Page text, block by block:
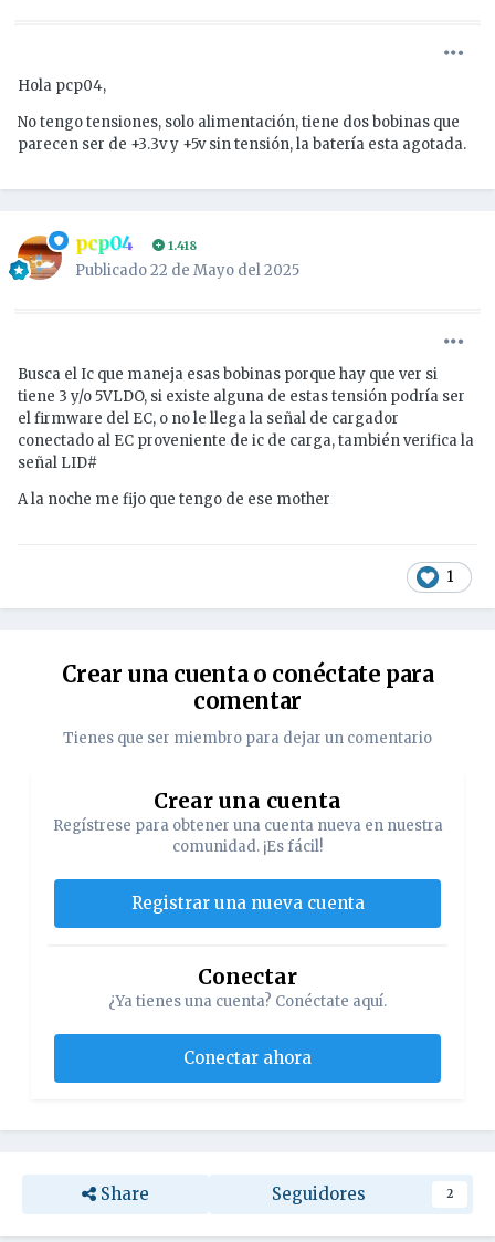
Hola pcp04,
No tengo tensiones, solo alimentación, tiene dos bobinas que
parecen ser de +3.3v y +5v sin tensión, la batería esta agotada.
pcp04 1.418
Publicado22 de Mayo del 2025
Busca el Ic que maneja esas bobinas porque hay que ver si
tiene 3 y/o 5VLDO, si existe alguna de estas tensión podría ser
el firmware del EC, o no le llega la señal de cargador
conectado al EC proveniente de ic de carga, también verifica la
señal LID#
A la noche me fijo que tengo de ese mother
1
Crear una cuenta o conéctate para
comentar
Tienes que ser miembro para dejar un comentario
Crear una cuenta
Regístrese para obtener una cuenta nueva en nuestra
comunidad. ¡Es fácil!
Registrar una nueva cuenta
Conectar
¿Ya tienes una cuenta? Conéctate aquí.
Conectar ahora
Share Seguidores 2